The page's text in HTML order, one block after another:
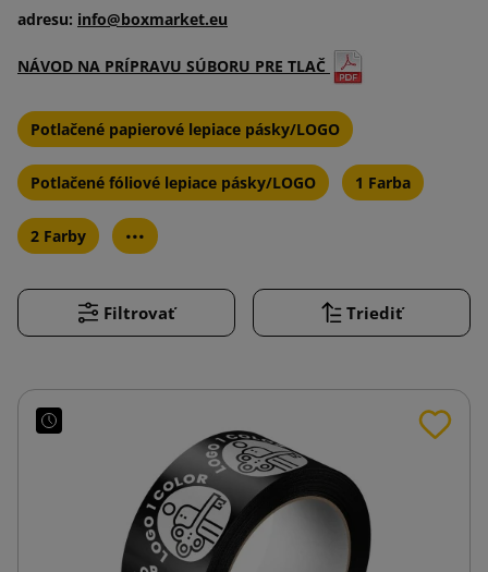
adresu: info@boxmarket.eu
NÁVOD NA PRÍPRAVU SÚBORU PRE TLAČ
Potlačené papierové lepiace pásky/LOGO
Potlačené fóliové lepiace pásky/LOGO 1 Farba
2 Farby ...
Filtrovať Triediť